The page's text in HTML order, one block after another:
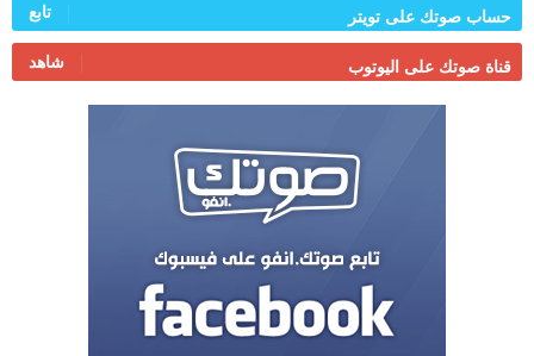
حساب صوتك على تويتر تابع
قناة صوتك على اليوتوب شاهد